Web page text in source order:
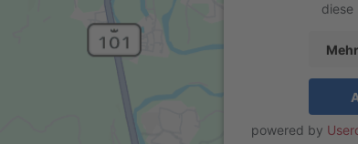
diese
powered by